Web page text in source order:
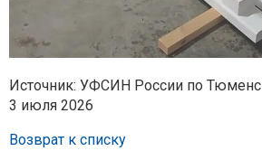
Источник: УФСИН России по
3 июля 2026
Возврат к списку